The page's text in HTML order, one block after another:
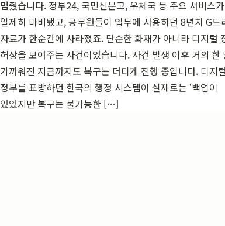
멈췄습니다. 정부24, 국민신문고, 우체국 등 주요 서비스가
일제히 마비됐고, 공무원들이 업무에 사용하던 8년치 G드
자료가 한순간에 사라졌죠. 단순한 화재가 아니라 디지털
허상을 보여주는 사건이었습니다. 사건 발생 이후 거의 한
가까워진 지금까지도 복구는 더디게 진행 중입니다. 디지털
정부를 표방하던 한국의 행정 시스템이 실제로는 ‘백업이
있었지만 복구는 불가능한 […]